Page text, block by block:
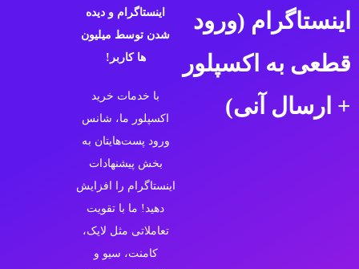
اینستاگرام (ورود
قطعی به اکسپلور
+ ارسال آنی)
اینستاگرام و دیده
شدن توسط میلیون
ها کاربر !
با خدمات خرید
اکسپلور ما، شانس
ورود پست‌هایتان به
بخش پیشنهادات
اینستاگرام را افزایش
دهید! ما با تقویت
تعاملاتی مثل لایک،
کامنت، سیو و